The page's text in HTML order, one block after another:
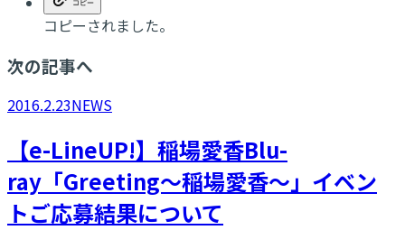
コピーされました。
次の記事へ
2016.2.23NEWS
【e-LineUP!】稲場愛香Blu-
ray「Greeting～稲場愛香～」イベン
トご応募結果について